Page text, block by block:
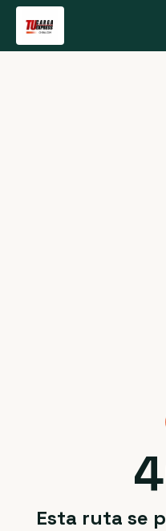
Esta ruta se